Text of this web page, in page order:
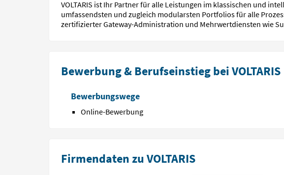
VOLTARIS ist Ihr Partner für alle Leistungen im klassischen und
umfassendsten und zugleich modularsten Portfolios für alle
zertifizierter Gateway-Administration und Mehrwertdiensten wie
Bewerbung & Berufseinstieg bei VOLTARIS
Bewerbungswege
Online-Bewerbung
Firmendaten zu VOLTARIS